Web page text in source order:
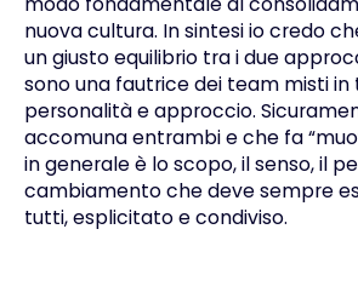
nuova cultura. In sintesi io credo
un giusto equilibrio tra i due
sono una fautrice dei team misti in
personalità e approccio.
accomuna entrambi e che fa
in generale è lo scopo, il senso, il
cambiamento che deve sempre
tutti, esplicitato e condiviso.